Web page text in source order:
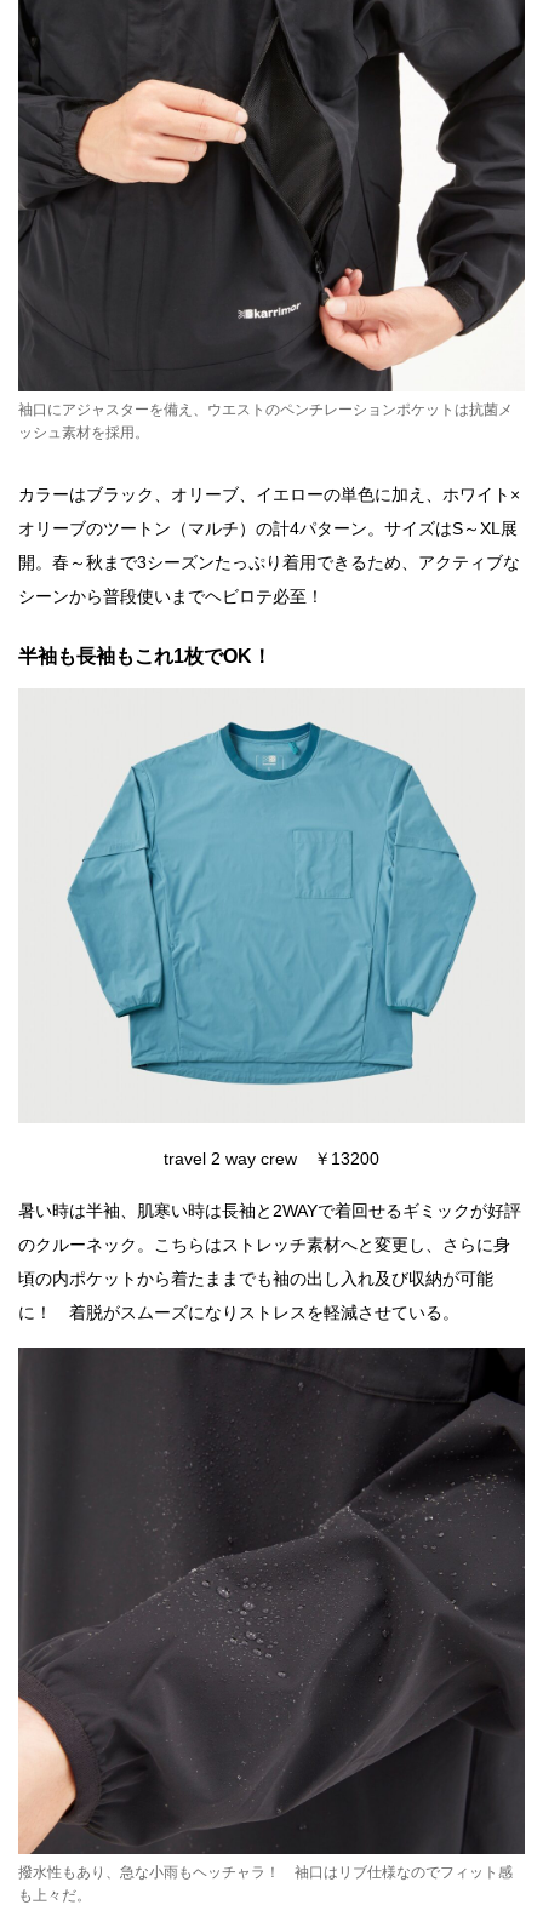
袖口にアジャスターを備え、ウエストのペンチレーションポケットは抗菌メ
ッシュ素材を採用。
カラーはブラック、オリーブ、イエローの単色に加え、ホワイト×
オリーブのツートン（マルチ）の計4パターン。サイズはS～XL展
開。春～秋まで3シーズンたっぷり着用できるため、アクティブな
シーンから普段使いまでヘビロテ必至！
半袖も長袖もこれ1枚でOK！
travel 2 way crew ￥13200
暑い時は半袖、肌寒い時は長袖と2WAYで着回せるギミックが好評
のクルーネック。こちらはストレッチ素材へと変更し、さらに身
頃の内ポケットから着たままでも袖の出し入れ及び収納が可能
に！ 着脱がスムーズになりストレスを軽減させている。
撥水性もあり、急な小雨もヘッチャラ！ 袖口はリブ仕様なのでフィット感
も上々だ。